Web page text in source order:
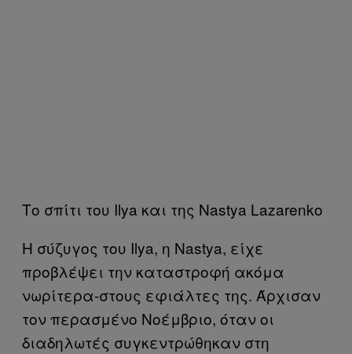
Το σπίτι του Ilya και της Nastya Lazarenko
Η σύζυγος του Ilya, η Nastya, είχε
προβλέψει την καταστροφή ακόμα
νωρίτερα-στους εφιάλτες της. Άρχισαν
τον περασμένο Νοέμβριο, όταν οι
διαδηλωτές συγκεντρώθηκαν στη